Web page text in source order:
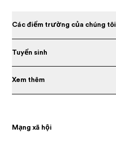
Các điểm trường của chúng tôi
Tuyển sinh
Xem thêm
Mạng xã hội